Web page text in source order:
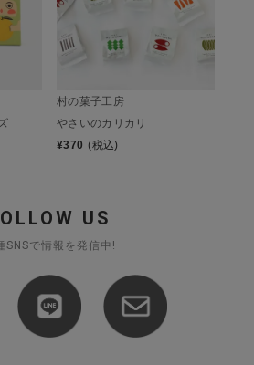
村の菓子工房
やさいのカリカリ
¥370 (税込)
US
SNSで情報を発信中!